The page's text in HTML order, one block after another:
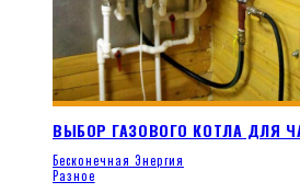
ВЫБОР ГАЗОВОГО КОТЛА ДЛЯ
Бесконечная Энергия
Разное